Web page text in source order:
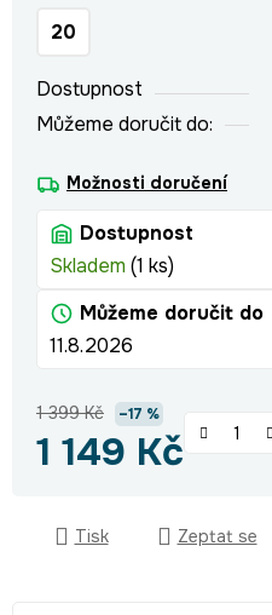
20
Dostupnost
Můžeme doručit do:
Možnosti doručení
Dostupnost
Skladem (1 ks)
Můžeme doručit do
11.8.2026
1 399 Kč –17 %
1 149 Kč
Tisk Zeptat se